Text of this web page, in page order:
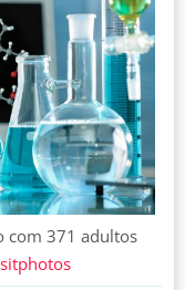
com 371 adultos